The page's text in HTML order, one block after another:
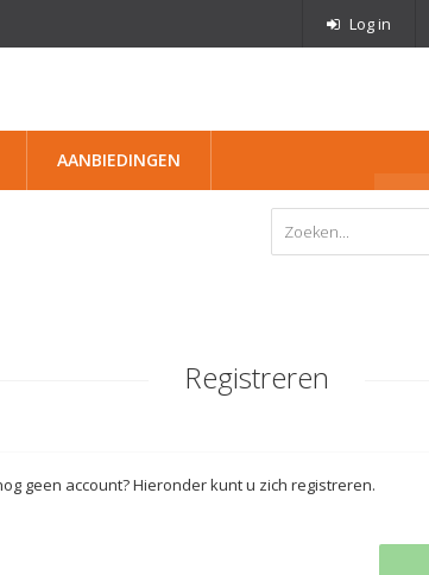
Log in
AANBIEDINGEN
Registreren
geen account? Hieronder kunt u zich registreren.